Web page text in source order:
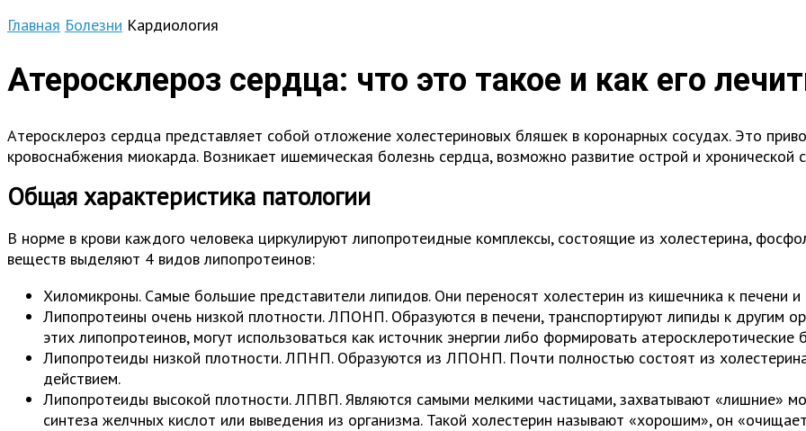
Главная Болезни Кардиология
Атеросклероз сердца: что это такое и как его
Атеросклероз сердца представляет собой отложение холестериновых бляшек в коронарных сосудах. Это
кровоснабжения миокарда. Возникает ишемическая болезнь сердца, возможно развитие острой и
Общая характеристика патологии
В норме в крови каждого человека циркулируют липопротеидные комплексы, состоящие из холестерина,
веществ выделяют 4 видов липопротеинов:
Хиломикроны. Самые большие представители липидов. Они переносят холестерин из кишечника к
Липопротеины очень низкой плотности. ЛПОНП. Образуются в печени, транспортируют липиды к другим
этих липопротеинов, могут использоваться как источник энергии либо формировать атеросклеротические
Липопротеиды низкой плотности. ЛПНП. Образуются из ЛПОНП. Почти полностью состоят из
действием.
Липопротеиды высокой плотности. ЛПВП. Являются самыми мелкими частицами, захватывают «лишние»
синтеза желчных кислот или выведения из организма. Такой холестерин называют «хорошим», он